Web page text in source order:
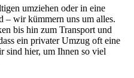
umziehen oder in eine
– wir kümmern uns um alles.
bis hin zum Transport und
ein privater Umzug oft eine
sind hier, um Ihnen so viel